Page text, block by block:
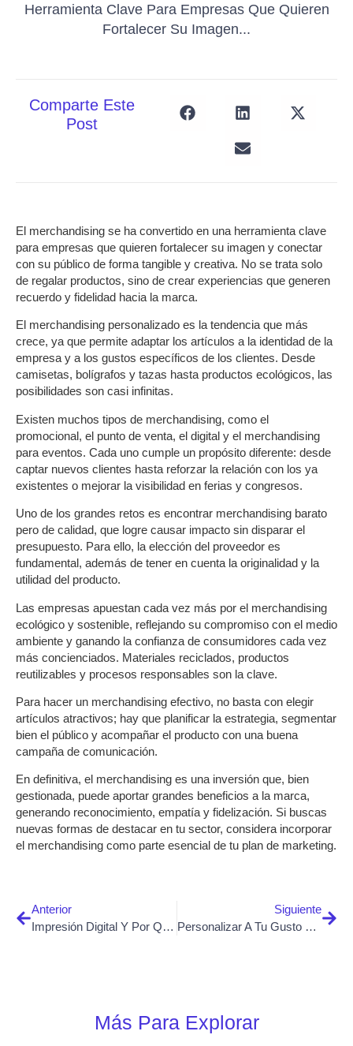
Herramienta Clave Para Empresas Que Quieren
Fortalecer Su Imagen...
Comparte Este
Post
El merchandising se ha convertido en una herramienta clave
para empresas que quieren fortalecer su imagen y conectar
con su público de forma tangible y creativa. No se trata solo
de regalar productos, sino de crear experiencias que generen
recuerdo y fidelidad hacia la marca.
El merchandising personalizado es la tendencia que más
crece, ya que permite adaptar los artículos a la identidad de la
empresa y a los gustos específicos de los clientes. Desde
camisetas, bolígrafos y tazas hasta productos ecológicos, las
posibilidades son casi infinitas.
Existen muchos tipos de merchandising, como el
promocional, el punto de venta, el digital y el merchandising
para eventos. Cada uno cumple un propósito diferente: desde
captar nuevos clientes hasta reforzar la relación con los ya
existentes o mejorar la visibilidad en ferias y congresos.
Uno de los grandes retos es encontrar merchandising barato
pero de calidad, que logre causar impacto sin disparar el
presupuesto. Para ello, la elección del proveedor es
fundamental, además de tener en cuenta la originalidad y la
utilidad del producto.
Las empresas apuestan cada vez más por el merchandising
ecológico y sostenible, reflejando su compromiso con el medio
ambiente y ganando la confianza de consumidores cada vez
más concienciados. Materiales reciclados, productos
reutilizables y procesos responsables son la clave.
Para hacer un merchandising efectivo, no basta con elegir
artículos atractivos; hay que planificar la estrategia, segmentar
bien el público y acompañar el producto con una buena
campaña de comunicación.
En definitiva, el merchandising es una inversión que, bien
gestionada, puede aportar grandes beneficios a la marca,
generando reconocimiento, empatía y fidelización. Si buscas
nuevas formas de destacar en tu sector, considera incorporar
el merchandising como parte esencial de tu plan de marketing.
Anterior
Impresión Digital Y Por Qué Es Clave
Siguiente
Personalizar A Tu Gusto Es Un Lujo
Más Para Explorar